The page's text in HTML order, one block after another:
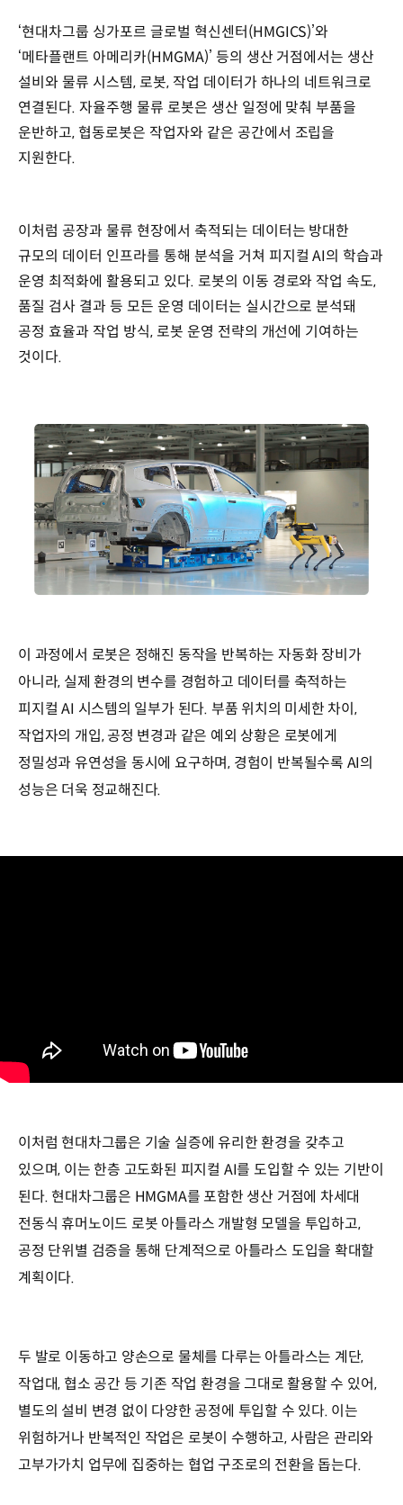
‘현대차그룹 싱가포르 글로벌 혁신센터(HMGICS)’와
‘메타플랜트 아메리카(HMGMA)’ 등의 생산 거점에서는 생산
설비와 물류 시스템, 로봇, 작업 데이터가 하나의 네트워크로
연결된다. 자율주행 물류 로봇은 생산 일정에 맞춰 부품을
운반하고, 협동로봇은 작업자와 같은 공간에서 조립을
지원한다.
이처럼 공장과 물류 현장에서 축적되는 데이터는 방대한
규모의 데이터 인프라를 통해 분석을 거쳐 피지컬 AI의 학습과
운영 최적화에 활용되고 있다. 로봇의 이동 경로와 작업 속도,
품질 검사 결과 등 모든 운영 데이터는 실시간으로 분석돼
공정 효율과 작업 방식, 로봇 운영 전략의 개선에 기여하는
것이다.
이 과정에서 로봇은 정해진 동작을 반복하는 자동화 장비가
아니라, 실제 환경의 변수를 경험하고 데이터를 축적하는
피지컬 AI 시스템의 일부가 된다. 부품 위치의 미세한 차이,
작업자의 개입, 공정 변경과 같은 예외 상황은 로봇에게
정밀성과 유연성을 동시에 요구하며, 경험이 반복될수록 AI의
성능은 더욱 정교해진다.
이처럼 현대차그룹은 기술 실증에 유리한 환경을 갖추고
있으며, 이는 한층 고도화된 피지컬 AI를 도입할 수 있는 기반이
된다. 현대차그룹은 HMGMA를 포함한 생산 거점에 차세대
전동식 휴머노이드 로봇 아틀라스 개발형 모델을 투입하고,
공정 단위별 검증을 통해 단계적으로 아틀라스 도입을 확대할
계획이다.
두 발로 이동하고 양손으로 물체를 다루는 아틀라스는 계단,
작업대, 협소 공간 등 기존 작업 환경을 그대로 활용할 수 있어,
별도의 설비 변경 없이 다양한 공정에 투입할 수 있다. 이는
위험하거나 반복적인 작업은 로봇이 수행하고, 사람은 관리와
고부가가치 업무에 집중하는 협업 구조로의 전환을 돕는다.